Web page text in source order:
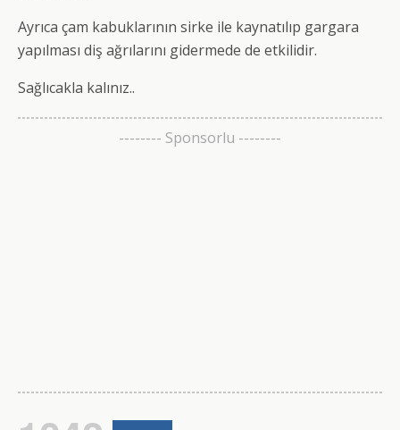
Ayrıca çam kabuklarının sirke ile kaynatılıp gargara
yapılması diş ağrılarını gidermede de etkilidir.
Sağlıcakla kalınız..
-------- Sponsorlu --------